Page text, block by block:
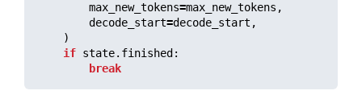
max_new_tokens=max_new_tokens ,
decode_start=decode_start ,
)
if state. finished :
break